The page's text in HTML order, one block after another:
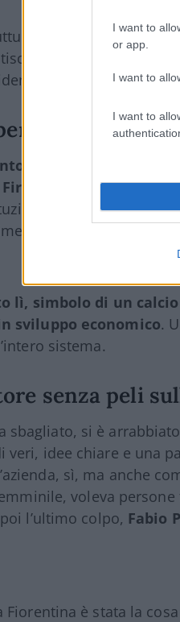
I want to
or app.
I want to
I want to
sportiva, maun
stabilità futura. Un
di calcio.
lo stadio
a investire fino a
. Lo ha detto,
e burocrazia, il
ha ammesso di
lì, simbolo di un
sviluppo economico.
sistema.
senza peli
sbagliato, si è
veri, idee chiare e una
sì, ma anche
voleva persone
l’ultimo colpo, Fabio
Fiorentina è stata la